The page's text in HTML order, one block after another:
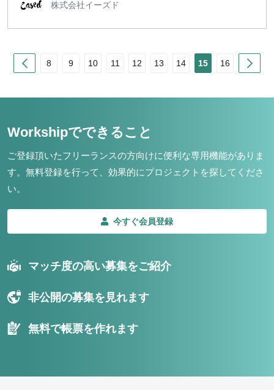
株式会社イーズド
Prev
8 9 10 11 12 13 14 15 16
Workshipでできること
ご登録頂いたフリーランスの方向けに便利な専用機能がありま
す。 無料登録を行って、効果的にプロジェクトを探してくださ
い。
今すぐ会員登録
マッチ度の高い募集をご紹介
非公開の募集を見れます
無料で帳票を作れます